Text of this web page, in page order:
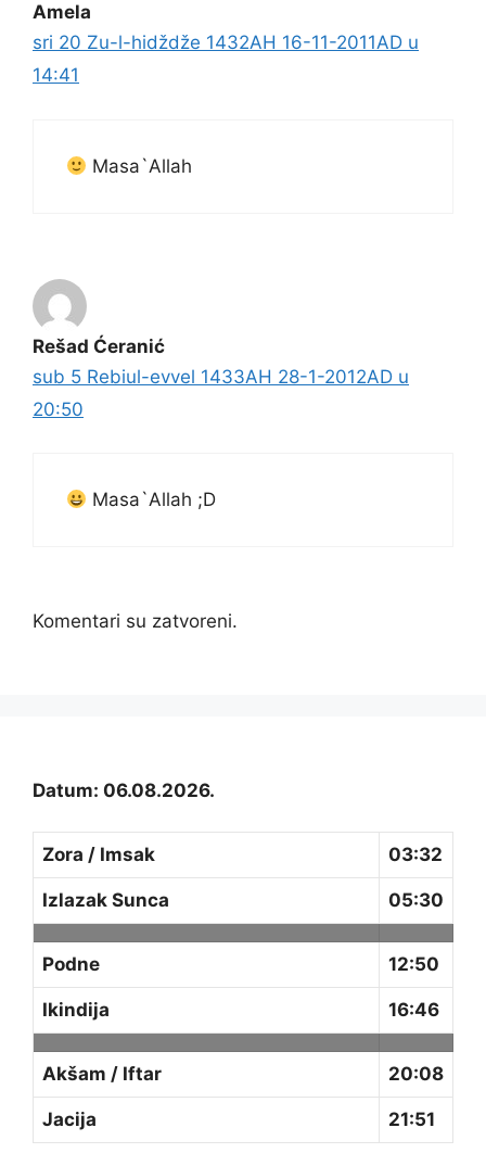
Amela
sri 20 Zu-l-hidždže 1432AH 16-11-2011AD u
14:41
Masa`Allah
Rešad Ćeranić
sub 5 Rebiul-evvel 1433AH 28-1-2012AD u
20:50
Masa`Allah ;D
Komentari su zatvoreni.
Datum: 06.08.2026.
Zora / Imsak 03:32
Izlazak Sunca 05:30
Podne 12:50
Ikindija 16:46
Akšam / Iftar 20:08
Jacija 21:51